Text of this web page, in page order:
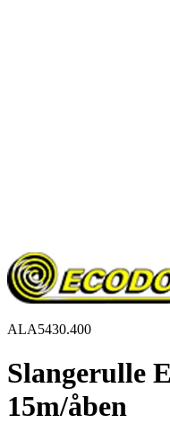
ALA5430.400
Slangerulle
15m/åben